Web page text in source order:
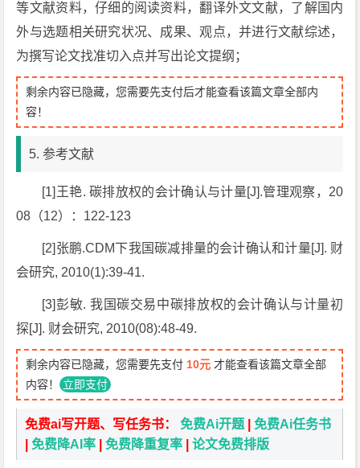
等文献资料，仔细的阅读资料，翻译外文文献，了解国内
外与选题相关研究状况、成果、观点，并进行文献综述，
为撰写论文找准切入点并写出论文提纲；
剩余内容已隐藏，您需要先支付后才能查看该篇文章全部内
容！
5. 参考文献
[1]王艳. 碳排放权的会计确认与计量[J].管理观察，20
08（12）：122-123
[2]张鹏.CDM下我国碳减排量的会计确认和计量[J]. 财
会研究, 2010(1):39-41.
[3]彭敏. 我国碳交易中碳排放权的会计确认与计量初
探[J]. 财会研究, 2010(08):48-49.
剩余内容已隐藏，您需要先支付 10元 才能查看该篇文章全部
内容！ 立即支付
免费ai写开题、写任务书：免费Ai开题 |免费Ai任务书
|免费降AI率 |免费降重复率 |论文免费排版